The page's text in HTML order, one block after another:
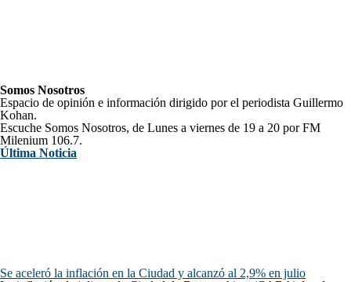
Somos Nosotros
Espacio de opinión e información dirigido por el periodista Guillermo
Kohan.
Escuche Somos Nosotros, de Lunes a viernes de 19 a 20 por FM
Milenium 106.7.
Última Noticia
Se aceleró la inflación en la Ciudad y alcanzó al 2,9% en julio